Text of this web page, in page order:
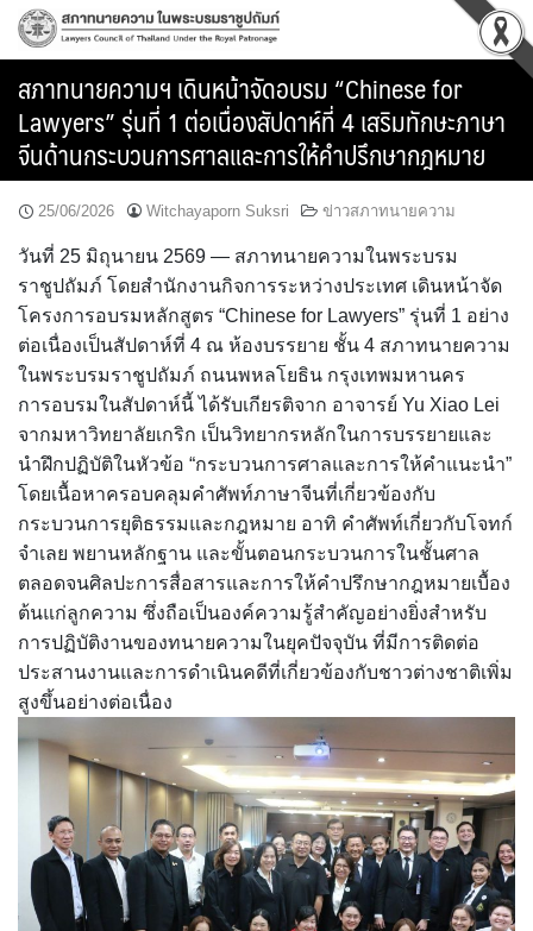
Skip
สภาทนายความฯ เดินหน้าจัดอบรม “Chinese for
Lawyers” รุ่นที่ 1 ต่อเนื่องสัปดาห์ที่ 4 เสริมทักษะภาษา
จีนด้านกระบวนการศาลและการให้คำปรึกษากฎหมาย
25/06/2026 Witchayaporn Suksri ข่าวสภาทนายความ
วันที่ 25 มิถุนายน 2569 — สภาทนายความในพระบรม
ราชูปถัมภ์ โดยสำนักงานกิจการระหว่างประเทศ เดินหน้าจัด
โครงการอบรมหลักสูตร “Chinese for Lawyers” รุ่นที่ 1 อย่าง
ต่อเนื่องเป็นสัปดาห์ที่ 4 ณ ห้องบรรยาย ชั้น 4 สภาทนายความ
ในพระบรมราชูปถัมภ์ ถนนพหลโยธิน กรุงเทพมหานคร
การอบรมในสัปดาห์นี้ ได้รับเกียรติจาก อาจารย์ Yu Xiao Lei
จากมหาวิทยาลัยเกริก เป็นวิทยากรหลักในการบรรยายและ
นำฝึกปฏิบัติในหัวข้อ “กระบวนการศาลและการให้คำแนะนำ”
โดยเนื้อหาครอบคลุมคำศัพท์ภาษาจีนที่เกี่ยวข้องกับ
กระบวนการยุติธรรมและกฎหมาย อาทิ คำศัพท์เกี่ยวกับโจทก์
จำเลย พยานหลักฐาน และขั้นตอนกระบวนการในชั้นศาล
ตลอดจนศิลปะการสื่อสารและการให้คำปรึกษากฎหมายเบื้อง
ต้นแก่ลูกความ ซึ่งถือเป็นองค์ความรู้สำคัญอย่างยิ่งสำหรับ
การปฏิบัติงานของทนายความในยุคปัจจุบัน ที่มีการติดต่อ
ประสานงานและการดำเนินคดีที่เกี่ยวข้องกับชาวต่างชาติเพิ่ม
สูงขึ้นอย่างต่อเนื่อง